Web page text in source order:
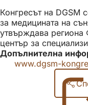
Конгресът на DGSM
за медицината на
утвърждава
център за
Допълнителна
www.dgsm-